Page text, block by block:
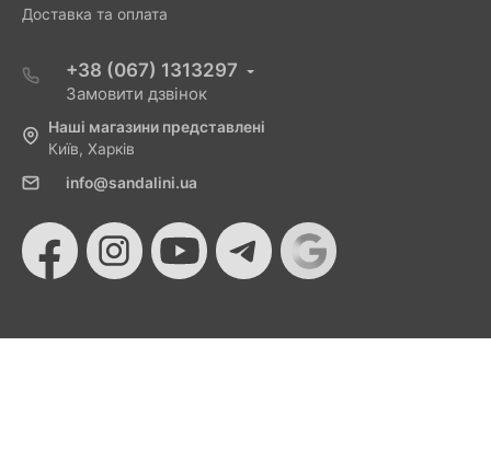
Доставка та оплата
+38 (067) 1313297
Замовити дзвінок
Наші магазини представлені
Київ, Харків
info@sandalini.ua